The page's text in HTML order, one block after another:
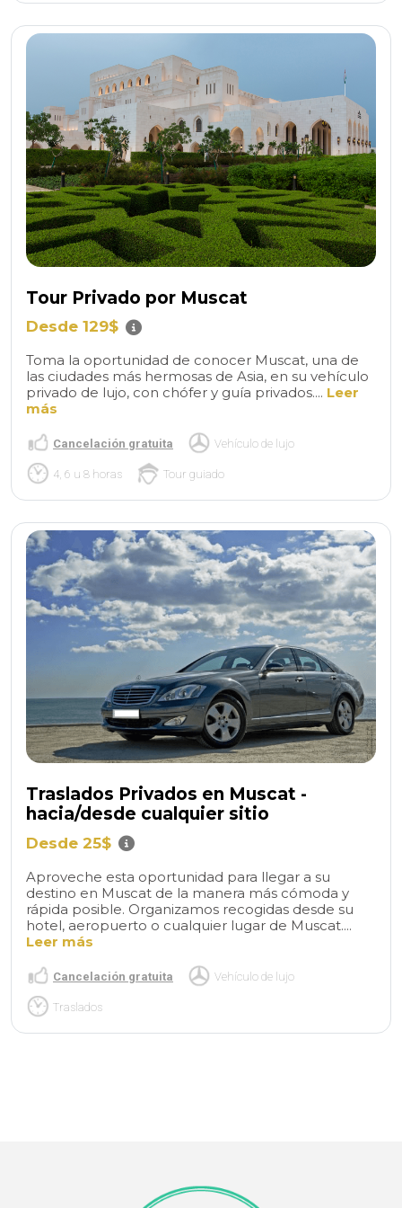
Tour Privado por Muscat
Desde 129$
Toma la oportunidad de conocer Muscat, una de
las ciudades más hermosas de Asia, en su vehículo
privado de lujo, con chófer y guía privados.... Leer
más
Cancelación gratuita Vehículo de lujo
4, 6 u 8 horas Tour guiado
Traslados Privados en Muscat -
hacia/desde cualquier sitio
Desde 25$
Aproveche esta oportunidad para llegar a su
destino en Muscat de la manera más cómoda y
rápida posible. Organizamos recogidas desde su
hotel, aeropuerto o cualquier lugar de Muscat....
Leer más
Cancelación gratuita Vehículo de lujo
Traslados